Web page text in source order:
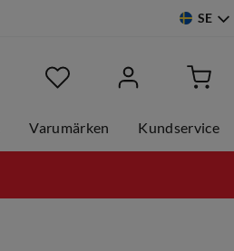
SE
Varumärken Kundservice